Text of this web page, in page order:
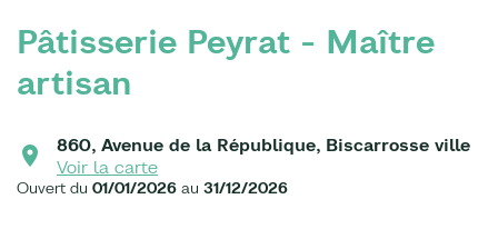
Pâtisserie Peyrat - Maître
artisan
860, Avenue de la République, Biscarrosse ville
Voir la carte
Ouvert du 01/01/2026 au 31/12/2026